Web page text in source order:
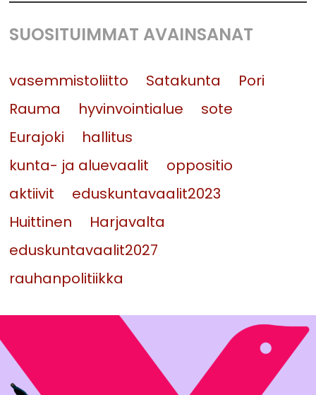
SUOSITUIMMAT AVAINSANAT
vasemmistoliitto Satakunta
Pori
Rauma
hyvinvointialue
sote
Eurajoki
hallitus
kunta- ja aluevaalit
oppositio
aktiivit
eduskuntavaalit2023
Huittinen
Harjavalta
eduskuntavaalit2027
rauhanpolitiikka